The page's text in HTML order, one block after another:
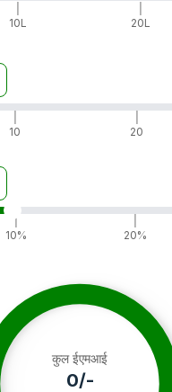
10L
20L
10
20
|
10%
20%
कुल ईएमआई
0/-